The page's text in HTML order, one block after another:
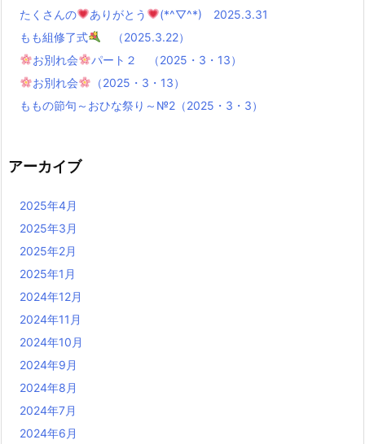
たくさんの ありがとう
(*^▽^*) 2025.3.31
もも組修了式
（2025.3.22）
お別れ会
パート２ （2025・3・13）
お別れ会
（2025・3・13）
ももの節句～おひな祭り～№2（2025・3・3）
アーカイブ
2025年4月
2025年3月
2025年2月
2025年1月
2024年12月
2024年11月
2024年10月
2024年9月
2024年8月
2024年7月
2024年6月